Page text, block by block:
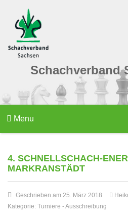
Schachverband
Menu
4. SCHNELLSCHACH-
MARKRANSTÄDT
Geschrieben am 25. März 2018
Kategorie: Turniere -Ausschreibung